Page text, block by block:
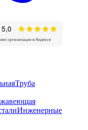
Труба
Инженерные